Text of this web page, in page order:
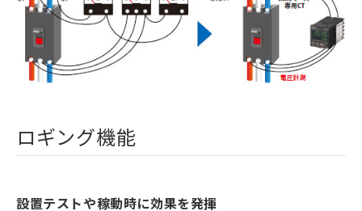
ロギング機能
設置テストや稼動時に効果を発揮